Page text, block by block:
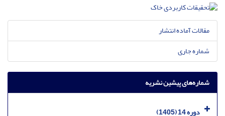
مقالات آماده انتشار
شماره جاری
شماره‌های پیشین نشریه
دوره 14 (1405)